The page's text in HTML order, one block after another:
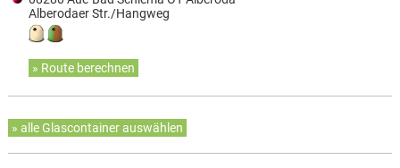
Alberodaer Str./Hangweg
» Route berechnen
» alle Glascontainer auswählen